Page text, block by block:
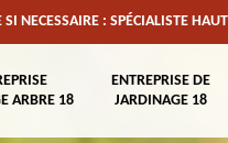
SI NECESSAIRE : SPÉCIALISTE
ARBRE 18
ENTREPRISE DE
JARDINAGE 18